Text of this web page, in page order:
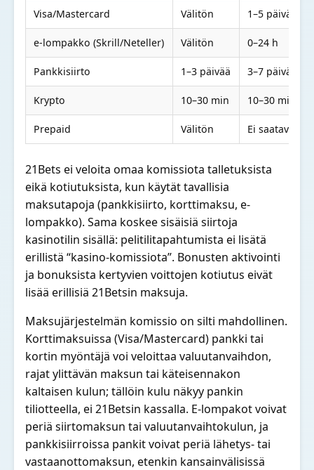
Visa/Mastercard Välitön 1–5 päivää
e-lompakko (Skrill/Neteller) Välitön 0–24 h
Pankkisiirto 1–3 päivää 3–7 päivää
Krypto 10–30 min 10–30 min
Prepaid Välitön Ei saatavilla
21Bets ei veloita omaa komissiota talletuksista
eikä kotiutuksista, kun käytät tavallisia
maksutapoja (pankkisiirto, korttimaksu, e-
lompakko). Sama koskee sisäisiä siirtoja
kasinotilin sisällä: pelitilitapahtumista ei lisätä
erillistä “kasino-komissiota”. Bonusten aktivointi
ja bonuksista kertyvien voittojen kotiutus eivät
lisää erillisiä 21Betsin maksuja.
Maksujärjestelmän komissio on silti mahdollinen.
Korttimaksuissa (Visa/Mastercard) pankki tai
kortin myöntäjä voi veloittaa valuutanvaihdon,
rajat ylittävän maksun tai käteisennakon
kaltaisen kulun; tällöin kulu näkyy pankin
tiliotteella, ei 21Betsin kassalla. E-lompakot voivat
periä siirtomaksun tai valuutanvaihtokulun, ja
pankkisiirroissa pankit voivat periä lähetys- tai
vastaanottomaksun, etenkin kansainvälisissä